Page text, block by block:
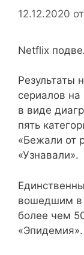
12.12.2020 от
Netflix
Результаты
сериалов
в виде
пять
«Бежали от
«Узнавали».
вошедшим в
более чем
«Эпидемия».